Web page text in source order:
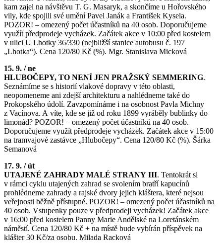
kam zajel na návštěvu T. G. Masaryk, a skončíme u Hořovského
vily, kde spojili své umění Pavel Janák a František Kysela.
POZOR! – omezený počet účastníků na 40 osob. Doporučujeme
využít předprodeje vycházek. Začátek akce v 10:00 před kostelem
v ulici U Lhotky 36/330 (nejbližší stanice autobusu č. 197
„Lhotka“). Cena 120/80 Kč (%). Mgr. Stanislava Micková
15. 9. / ne
HLUBOČEPY, TO NENÍ JEN PRAŽSKÝ SEMMERING.
Seznámíme se s historií vlakové dopravy v této oblasti,
neopomeneme ani zdejší architekturu a nahlédneme také do
Prokopského údolí. Zavzpomínáme i na osobnost Pavla Michny
z Vacínova. A víte, kde se již od roku 1899 vyráběly bublinky do
limonád? POZOR! – omezený počet účastníků na 40 osob.
Doporučujeme využít předprodeje vycházek. Začátek akce v 15:00
na tramvajové zastávce „Hlubočepy“. Cena 120/80 Kč (%). Šárka
Semanová
17. 9. / út
UTAJENÉ ZAHRADY MALÉ STRANY III. Tentokrát si
v rámci cyklu utajených zahrad se svolením bratří kapucínů
prohlédneme zahrady a rajské dvory jejich kláštera, které nejsou
veřejnosti běžně přístupné. POZOR! – omezený počet účastníků na
40 osob. Vstupenky pouze v předprodeji vycházek! Začátek akce
v 16:00 před kostelem Panny Marie Andělské na Loretánském
náměstí. Cena 120/80 Kč + na místě bude vybírán příspěvek na
klášter 30 Kč/za osobu. Milada Racková